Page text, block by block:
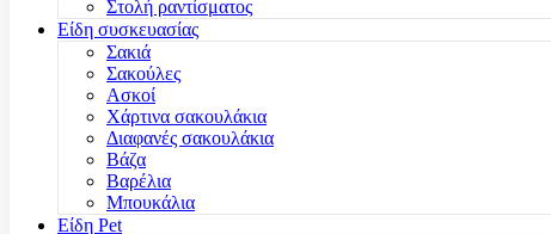
Στολή ραντίσματος
Είδη συσκευασίας
Σακιά
Σακούλες
Ασκοί
Χάρτινα σακουλάκια
Διαφανές σακουλάκια
Βάζα
Βαρέλια
Μπουκάλια
Είδη Pet